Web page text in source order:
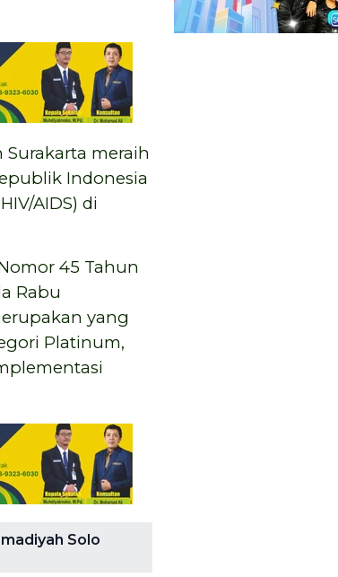
meraih
Indonesia
AIDS) di
45 Tahun
Rabu
yang
Platinum,
Solo